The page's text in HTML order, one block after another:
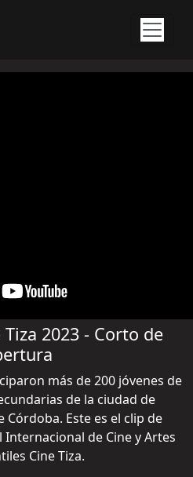
Tiza 2023 - Corto de
más de 200 jóvenes de
de la ciudad de
Córdoba. Este es el clip de
Internacional de Cine y Artes
Cine Tiza.